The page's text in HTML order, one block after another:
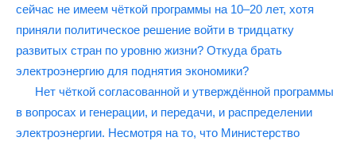
сейчас не имеем чёткой программы на 10–20 лет, хотя
приняли политическое решение войти в тридцатку
развитых стран по уровню жизни? Откуда брать
электроэнергию для поднятия экономики?
Нет чёткой согласованной и утверждённой программы
в вопросах и генерации, и передачи, и распределении
электроэнергии. Несмотря на то, что Министерство